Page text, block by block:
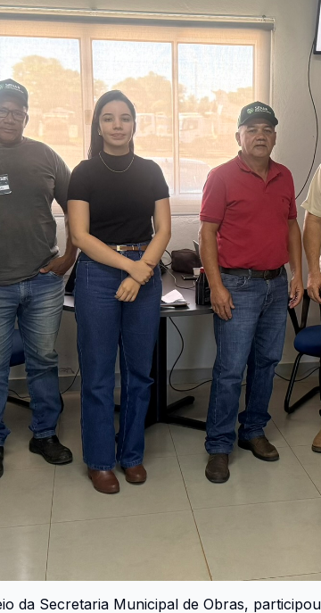
da Secretaria Municipal de Obras,